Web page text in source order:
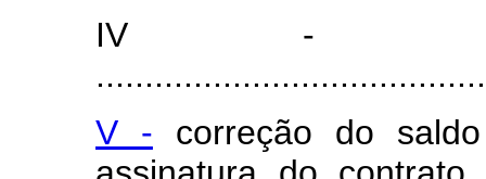
IV -
V - correção do